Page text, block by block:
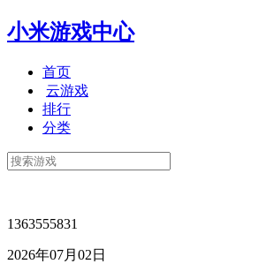
小米游戏中心
首页
云游戏
排行
分类
1363555831
2026年07月02日